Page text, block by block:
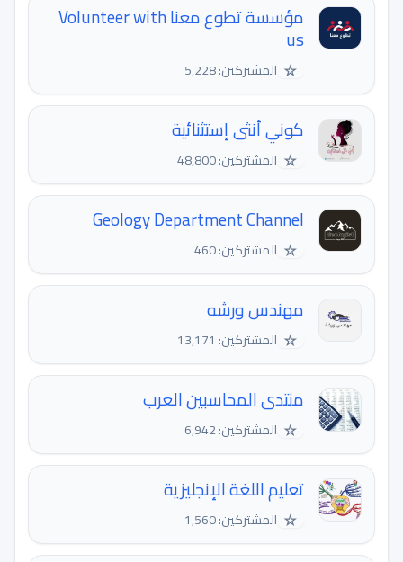
مؤسسة تطوع معنا Volunteer with
us
☆ المشتركين: 5,228
كوني أنثى إستثنائية
☆ المشتركين: 48,800
Geology Department Channel
☆ المشتركين: 460
مهندس ورشه
☆ المشتركين: 13,171
منتدى المحاسبين العرب
☆ المشتركين: 6,942
تعليم اللغة الإنجليزية
☆ المشتركين: 1,560